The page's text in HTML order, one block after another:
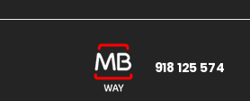
918 125 574